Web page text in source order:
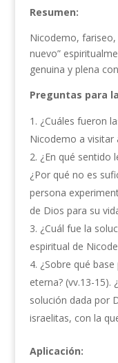
Resumen:
Nicodemo, fariseo,
nuevo”
genuina y plena
Preguntas para
¿Cuáles fueron
Nicodemo a visitar
¿En qué sentido
¿Por qué no es
persona
de Dios para su
¿Cuál fue la
espiritual de
¿Sobre qué
eterna? (vv.13-15).
solución dada por
israelitas, con la
Aplicación: